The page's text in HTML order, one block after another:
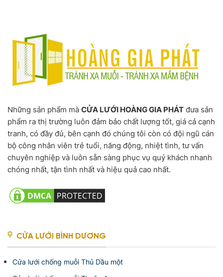
Những sản phẩm mà CỬA LƯỚI HOÀNG GIA PHÁT đưa sản
phẩm ra thị trường luôn đảm bảo chất lượng tốt, giá cả cạnh
tranh, có đầy đủ, bên cạnh đó chúng tôi còn có đội ngũ cán
bộ công nhân viên trẻ tuổi, năng động, nhiệt tình, tư vấn
chuyên nghiệp và luôn sẵn sàng phục vụ quý khách nhanh
chóng nhất, tận tình nhất và hiệu quả cao nhất.
CỬA LƯỚI BÌNH DƯƠNG
Cửa lưới chống muỗi Thủ Dầu một